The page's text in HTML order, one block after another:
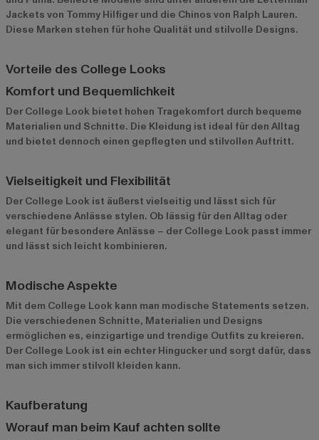
Jackets von Tommy Hilfiger und die Chinos von Ralph Lauren.
Diese Marken stehen für hohe Qualität und stilvolle Designs.
Vorteile des College Looks
Komfort und Bequemlichkeit
Der College Look bietet hohen Tragekomfort durch bequeme
Materialien und Schnitte. Die Kleidung ist ideal für den Alltag
und bietet dennoch einen gepflegten und stilvollen Auftritt.
Vielseitigkeit und Flexibilität
Der College Look ist äußerst vielseitig und lässt sich für
verschiedene Anlässe stylen. Ob lässig für den Alltag oder
elegant für besondere Anlässe – der College Look passt immer
und lässt sich leicht kombinieren.
Modische Aspekte
Mit dem College Look kann man modische Statements setzen.
Die verschiedenen Schnitte, Materialien und Designs
ermöglichen es, einzigartige und trendige Outfits zu kreieren.
Der College Look ist ein echter Hingucker und sorgt dafür, dass
man sich immer stilvoll kleiden kann.
Kaufberatung
Worauf man beim Kauf achten sollte